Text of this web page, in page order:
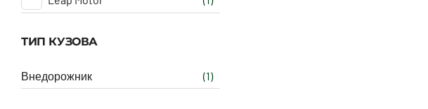
ТИП КУЗОВА
Внедорожник (1)